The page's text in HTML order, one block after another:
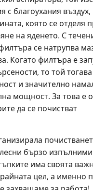
с благоухания
която се отделя
на яденето. С
се натрупва
Когато филтъра е
то той тогава
и значително
мощност. За това е
да се почистват
бързо
има своята
цел, а именно